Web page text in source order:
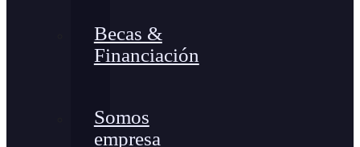
Becas &
Financiación
Somos
empresa